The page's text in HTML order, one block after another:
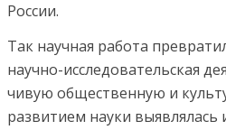
России.
Так научная работа
научно-исследовательская
чивую общественную и
развитием науки